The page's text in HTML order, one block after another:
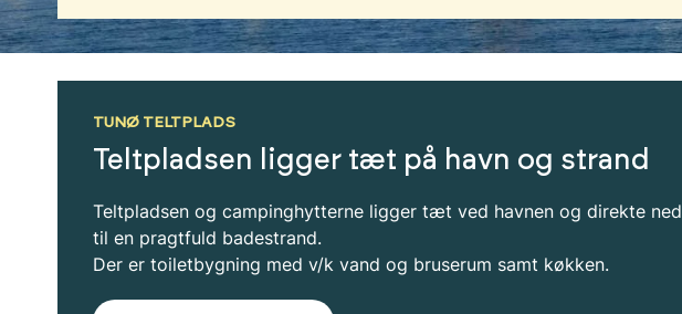
TUNØ TELTPLADS
Teltpladsen ligger tæt på havn og strand
Teltpladsen og campinghytterne ligger tæt ved havnen og direkte ned
til en pragtfuld badestrand.
Der er toiletbygning med v/k vand og bruserum samt køkken.